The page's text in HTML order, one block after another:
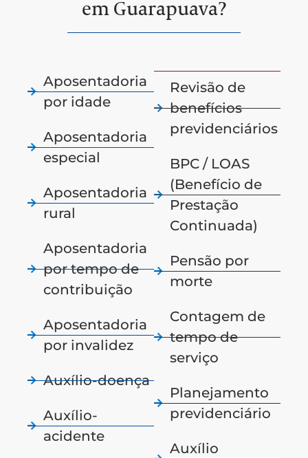
em Guarapuava?
Aposentadoria
por idade
Aposentadoria
especial
Aposentadoria
rural
Aposentadoria
por tempo de
contribuição
Aposentadoria
por invalidez
Auxílio-doença
Auxílio-
acidente
Revisão de
benefícios
previdenciários
BPC / LOAS
(Benefício de
Prestação
Continuada)
Pensão por
morte
Contagem de
tempo de
serviço
Planejamento
previdenciário
Auxílio